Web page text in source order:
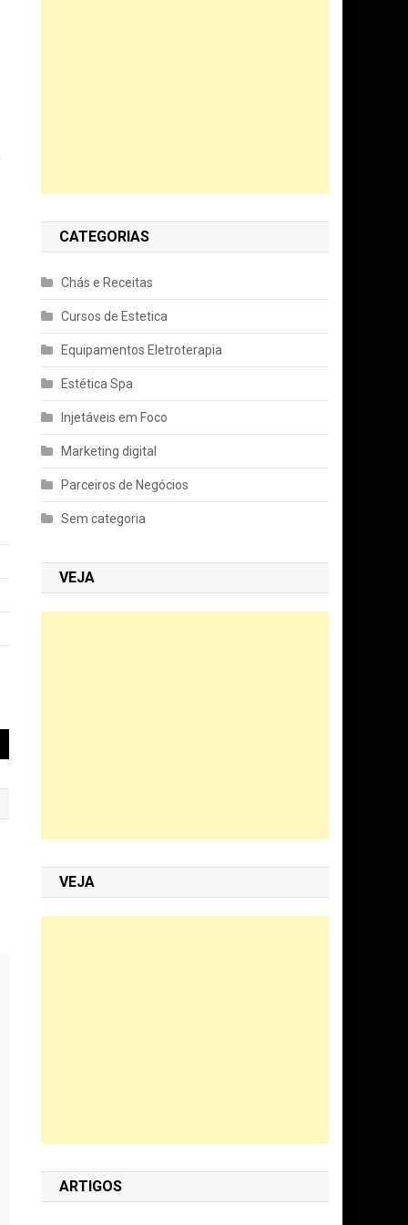
CATEGORIAS
Chás e Receitas
Cursos de Estetica
Equipamentos Eletroterapia
Estética Spa
Injetáveis em Foco
Marketing digital
Parceiros de Negócios
Sem categoria
VEJA
VEJA
ARTIGOS